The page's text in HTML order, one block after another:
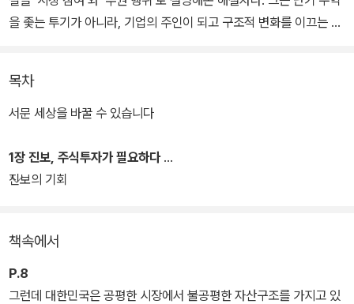
을 좇는 투기가 아니라, 기업의 주인이 되고 구조적 변화를 이끄는 힘
과 지수를 바라봐야 하는지를 누구보다 명확하게 풀어내는 그의 강의
는 늘 폭발적인 반응을 불러왔다.
특히 그는 “진보 정권을 지지한다면, 그 성과를 시장에서 함께 누려야
한다”는 메시지를 일관되게 주장해온 인물이다. 경제·정책·철학을 연
그 메시지를 본격적으로 체계화한 첫 결과물이자, 진보가 자본을 통
해 세상을 바꾸기 위해 반드시 알아야 할 원칙과 전략을 담은 첫 안내
서다.
목차
서문 세상을 바꿀 수 있습니다
1장 진보, 주식투자가 필요하다
진보의 기회
책속에서
P.8
그런데 대한민국은 공평한 시장에서 불공평한 자산구조를 가지고 있